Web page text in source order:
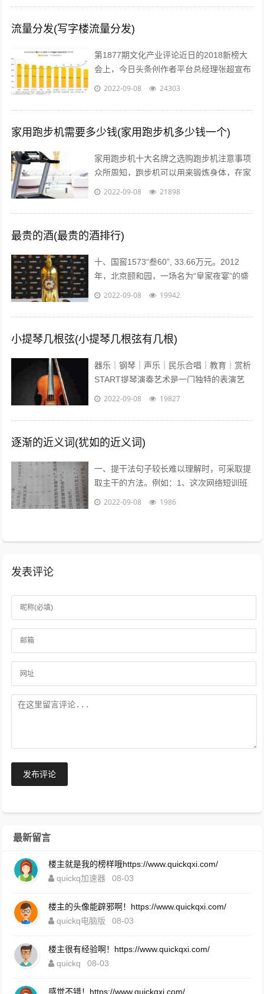
流量分发(写字楼流量分发)
第1877期文化产业评论近日的2018新榜大
会上，今日头条创作者平台总经理张超宣布
头条号平台将全面升级。升级后，平台将支
2022-09-08 24303
家用跑步机需要多少钱(家用跑步机多少钱一个)
家用跑步机十大名牌之选购跑步机注意事项
众所周知，跑步机可以用来锻炼身体，在家
配置跑步机的明星也不少。近日，张继科的
2022-09-08 21898
最贵的酒(最贵的酒排行)
十、国窖1573“叁60”, 33.66万元。2012
年，北京颐和园，一场名为“皇家夜宴”的盛
宴举行。中国高端奢侈白酒品牌——国窖
2022-09-08 19942
小提琴几根弦(小提琴几根弦有几根)
器乐｜钢琴｜声乐｜民乐合唱｜教育｜赏析
START提琴演奏艺术是一门独特的表演艺
术，它的音色轻盈悦耳、沁人心脾、它宛如
2022-09-08 19827
逐渐的近义词(犹如的近义词)
一、提干法句子较长难以理解时，可采取提
取主干的方法。例如：1、这次网络短训班
的学员，除北大本校人员外，还有来自清华
2022-09-08 1986
发表评论
发布评论
最新留言
楼主就是我的榜样哦https://www.quickqxi.com/
quickq加速器
08-03
楼主的头像能辟邪啊！https://www.quickqxi.com/
quickq电脑版
08-03
楼主很有经验啊！https://www.quickqxi.com/
quickq
08-03
感觉不错！https://www.quickqxi.com/